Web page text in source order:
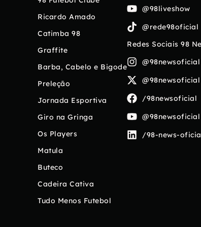
Ricardo Amado
Catimba 98
Graffite
Barba, Cabelo e Bigode
Preleção
Jornada Esportiva
Giro na Gringa
Os Players
Matula
Buteco
Cadeira Cativa
Tudo Menos Futebol
@98liveshow
@rede98oficial
Redes Sociais 98
@98newsoficial
@98newsoficial
/98newsoficial
@98newsoficial
/98-news-